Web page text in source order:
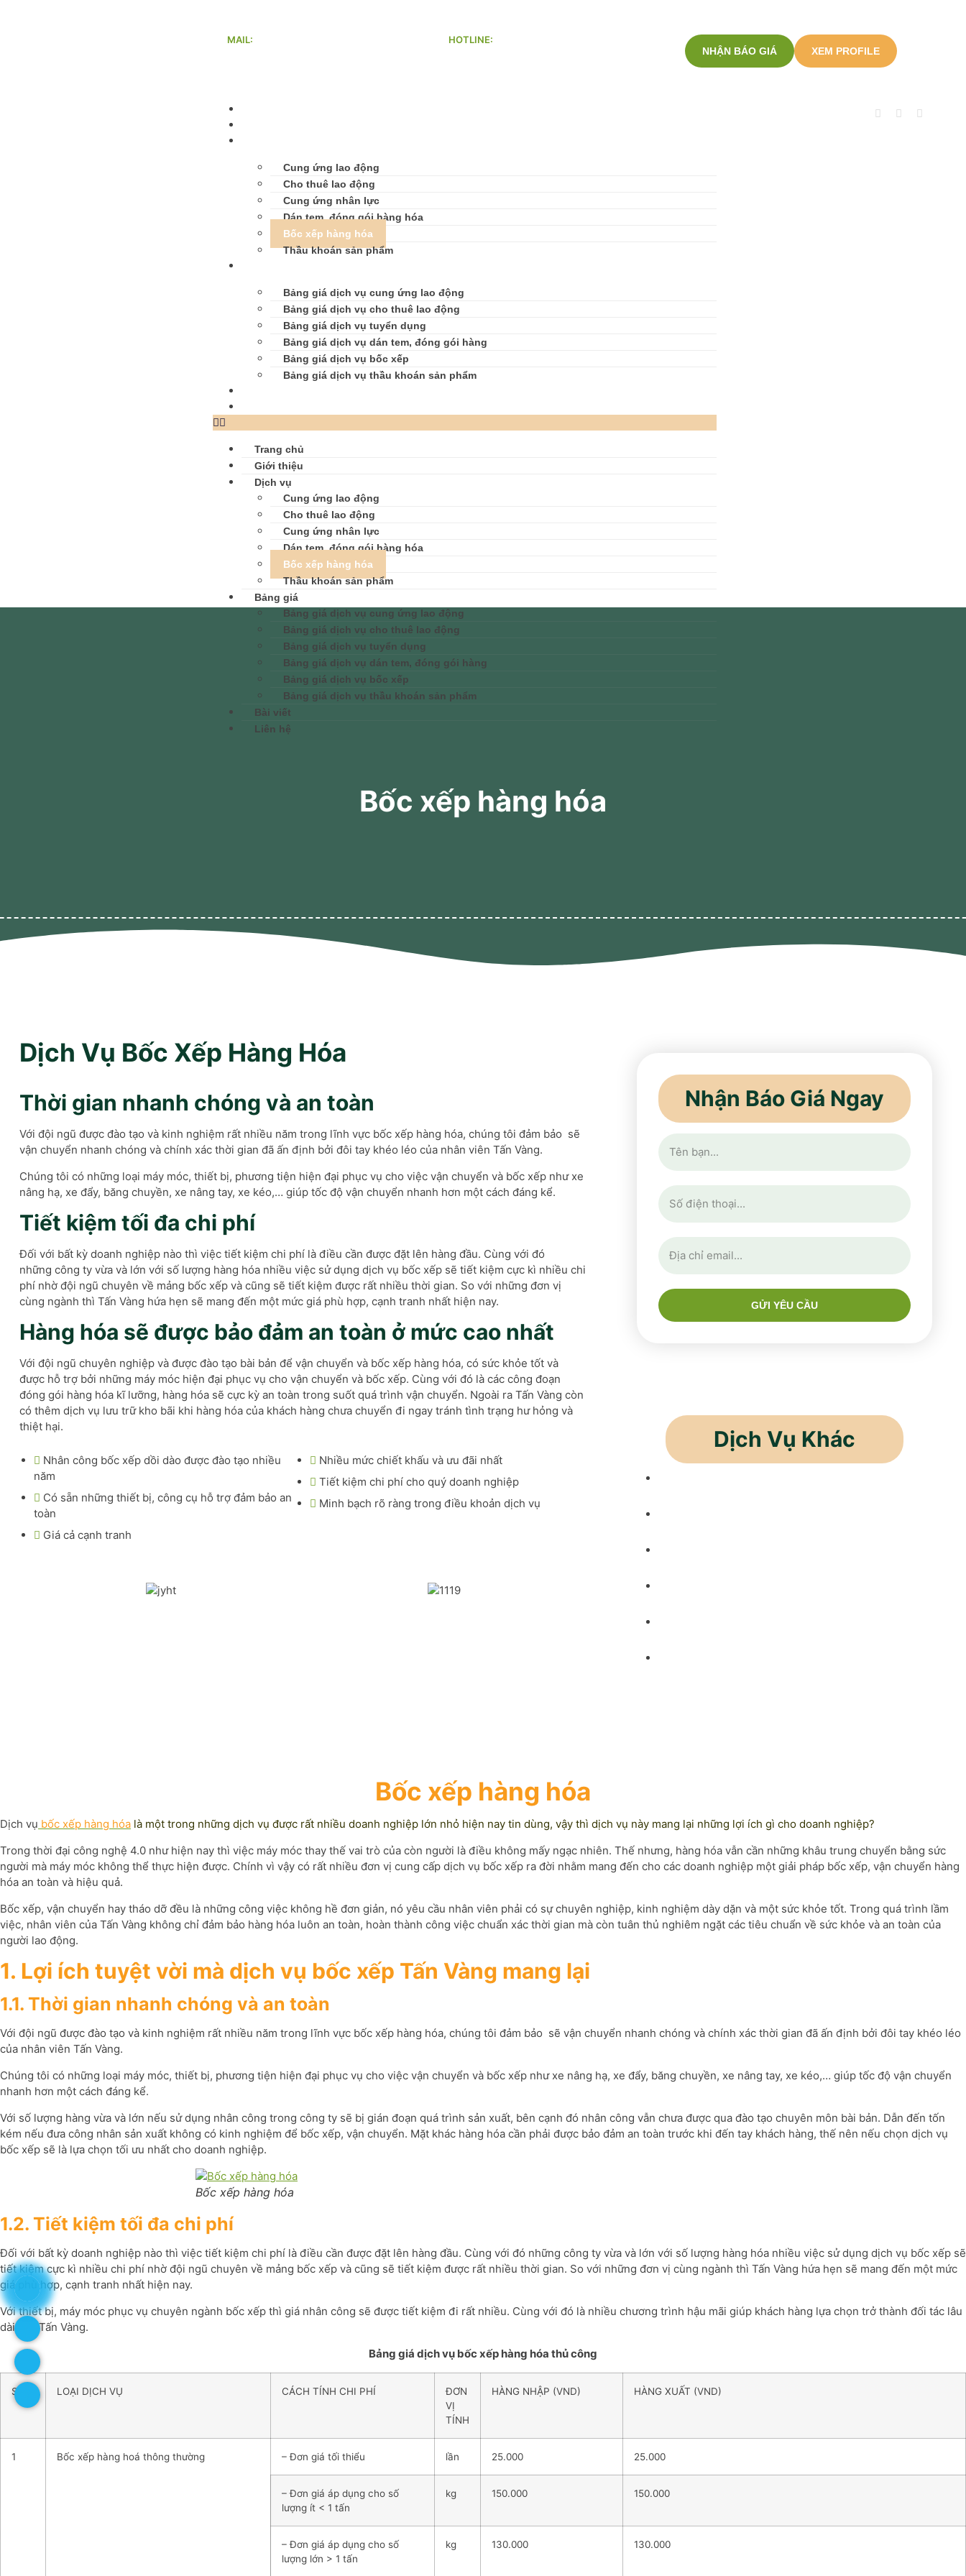
MAIL:
HOTLINE:
NHẬN BÁO GIÁ XEM PROFILE
Cung ứng lao động
Cho thuê lao động
Cung ứng nhân lực
Dán tem, đóng gói hàng hóa
Bốc xếp hàng hóa
Thầu khoán sản phẩm
Bảng giá dịch vụ cung ứng lao động
Bảng giá dịch vụ cho thuê lao động
Bảng giá dịch vụ tuyển dụng
Bảng giá dịch vụ dán tem, đóng gói hàng
Bảng giá dịch vụ bốc xếp
Bảng giá dịch vụ thầu khoán sản phẩm
Trang chủ
Giới thiệu
Dịch vụ
Cung ứng lao động
Cho thuê lao động
Cung ứng nhân lực
Dán tem, đóng gói hàng hóa
Bốc xếp hàng hóa
Thầu khoán sản phẩm
Bảng giá
Bảng giá dịch vụ cung ứng lao động
Bảng giá dịch vụ cho thuê lao động
Bảng giá dịch vụ tuyển dụng
Bảng giá dịch vụ dán tem, đóng gói hàng
Bảng giá dịch vụ bốc xếp
Bảng giá dịch vụ thầu khoán sản phẩm
Bài viết
Liên hệ
Bốc xếp hàng hóa
Dịch Vụ Bốc Xếp Hàng Hóa
Thời gian nhanh chóng và an toàn
Với đội ngũ được đào tạo và kinh nghiệm rất nhiều năm trong lĩnh vực bốc xếp hàng hóa, chúng tôi đảm bảo sẽ
vận chuyển nhanh chóng và chính xác thời gian đã ấn định bởi đôi tay khéo léo của nhân viên Tấn Vàng.
Chúng tôi có những loại máy móc, thiết bị, phương tiện hiện đại phục vụ cho việc vận chuyển và bốc xếp như xe
nâng hạ, xe đẩy, băng chuyền, xe nâng tay, xe kéo,… giúp tốc độ vận chuyển nhanh hơn một cách đáng kể.
Tiết kiệm tối đa chi phí
Đối với bất kỳ doanh nghiệp nào thì việc tiết kiệm chi phí là điều cần được đặt lên hàng đầu. Cùng với đó
những công ty vừa và lớn với số lượng hàng hóa nhiều việc sử dụng dịch vụ bốc xếp sẽ tiết kiệm cực kì nhiều chi
phí nhờ đội ngũ chuyên về mảng bốc xếp và cũng sẽ tiết kiệm được rất nhiều thời gian. So với những đơn vị
cùng ngành thì Tấn Vàng hứa hẹn sẽ mang đến một mức giá phù hợp, cạnh tranh nhất hiện nay.
Hàng hóa sẽ được bảo đảm an toàn ở mức cao nhất
Với đội ngũ chuyên nghiệp và được đào tạo bài bản để vận chuyển và bốc xếp hàng hóa, có sức khỏe tốt và
được hỗ trợ bởi những máy móc hiện đại phục vụ cho vận chuyển và bốc xếp. Cùng với đó là các công đoạn
đóng gói hàng hóa kĩ lưỡng, hàng hóa sẽ cực kỳ an toàn trong suốt quá trình vận chuyển. Ngoài ra Tấn Vàng còn
có thêm dịch vụ lưu trữ kho bãi khi hàng hóa của khách hàng chưa chuyển đi ngay tránh tình trạng hư hỏng và
thiệt hại.
Nhân công bốc xếp dồi dào được đào tạo nhiều
năm
Có sẵn những thiết bị, công cụ hỗ trợ đảm bảo an
toàn
Giá cả cạnh tranh
Nhiều mức chiết khấu và ưu đãi nhất
Tiết kiệm chi phí cho quý doanh nghiệp
Minh bạch rõ ràng trong điều khoản dịch vụ
Nhận Báo Giá Ngay
GỬI YÊU CẦU
Dịch Vụ Khác
Bốc xếp hàng hóa
Dịch vụ bốc xếp hàng hóa là một trong những dịch vụ được rất nhiều doanh nghiệp lớn nhỏ hiện nay tin dùng, vậy thì dịch vụ này mang lại những lợi ích gì cho doanh nghiệp?
Trong thời đại công nghệ 4.0 như hiện nay thì việc máy móc thay thế vai trò của còn người là điều không mấy ngạc nhiên. Thế nhưng, hàng hóa vẫn cần những khâu trung chuyển bằng sức
người mà máy móc không thể thực hiện được. Chính vì vậy có rất nhiều đơn vị cung cấp dịch vụ bốc xếp ra đời nhằm mang đến cho các doanh nghiệp một giải pháp bốc xếp, vận chuyển hàng
hóa an toàn và hiệu quả.
Bốc xếp, vận chuyển hay tháo dỡ đều là những công việc không hề đơn giản, nó yêu cầu nhân viên phải có sự chuyên nghiệp, kinh nghiệm dày dặn và một sức khỏe tốt. Trong quá trình lầm
việc, nhân viên của Tấn Vàng không chỉ đảm bảo hàng hóa luôn an toàn, hoàn thành công việc chuẩn xác thời gian mà còn tuân thủ nghiêm ngặt các tiêu chuẩn về sức khỏe và an toàn của
người lao động.
1. Lợi ích tuyệt vời mà dịch vụ bốc xếp Tấn Vàng mang lại
1.1. Thời gian nhanh chóng và an toàn
Với đội ngũ được đào tạo và kinh nghiệm rất nhiều năm trong lĩnh vực bốc xếp hàng hóa, chúng tôi đảm bảo sẽ vận chuyển nhanh chóng và chính xác thời gian đã ấn định bởi đôi tay khéo léo
của nhân viên Tấn Vàng.
Chúng tôi có những loại máy móc, thiết bị, phương tiện hiện đại phục vụ cho việc vận chuyển và bốc xếp như xe nâng hạ, xe đẩy, băng chuyền, xe nâng tay, xe kéo,… giúp tốc độ vận chuyển
nhanh hơn một cách đáng kể.
Với số lượng hàng vừa và lớn nếu sử dụng nhân công trong công ty sẽ bị gián đoạn quá trình sản xuất, bên cạnh đó nhân công vẫn chưa được qua đào tạo chuyên môn bài bản. Dẫn đến tốn
kém nếu đưa công nhân sản xuất không có kinh nghiệm để bốc xếp, vận chuyển. Mặt khác hàng hóa cần phải được bảo đảm an toàn trước khi đến tay khách hàng, thế nên nếu chọn dịch vụ
bốc xếp sẽ là lựa chọn tối ưu nhất cho doanh nghiệp.
Bốc xếp hàng hóa
1.2. Tiết kiệm tối đa chi phí
Đối với bất kỳ doanh nghiệp nào thì việc tiết kiệm chi phí là điều cần được đặt lên hàng đầu. Cùng với đó những công ty vừa và lớn với số lượng hàng hóa nhiều việc sử dụng dịch vụ bốc xếp sẽ
tiết kiệm cực kì nhiều chi phí nhờ đội ngũ chuyên về mảng bốc xếp và cũng sẽ tiết kiệm được rất nhiều thời gian. So với những đơn vị cùng ngành thì Tấn Vàng hứa hẹn sẽ mang đến một mức
giá phù hợp, cạnh tranh nhất hiện nay.
Với thiết bị, máy móc phục vụ chuyên ngành bốc xếp thì giá nhân công sẽ được tiết kiệm đi rất nhiều. Cùng với đó là nhiều chương trình hậu mãi giúp khách hàng lựa chọn trở thành đối tác lâu
dài của Tấn Vàng.
Bảng giá dịch vụ bốc xếp hàng hóa thủ công
STT LOẠI DỊCH VỤ CÁCH TÍNH CHI PHÍ
ĐƠN
VỊ
TÍNH
HÀNG NHẬP (VND) HÀNG XUẤT (VND)
1 Bốc xếp hàng hoá thông thường – Đơn giá tối thiểu lần 25.000 25.000
– Đơn giá áp dụng cho số
lượng ít < 1 tấn
kg 150.000 150.000
– Đơn giá áp dụng cho số
lượng lớn > 1 tấn
kg 130.000 130.000